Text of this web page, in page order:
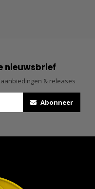
nieuwsbrief
& releases
Abonneer